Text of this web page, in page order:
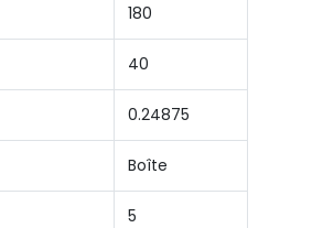
180
40
0.24875
Boîte
5